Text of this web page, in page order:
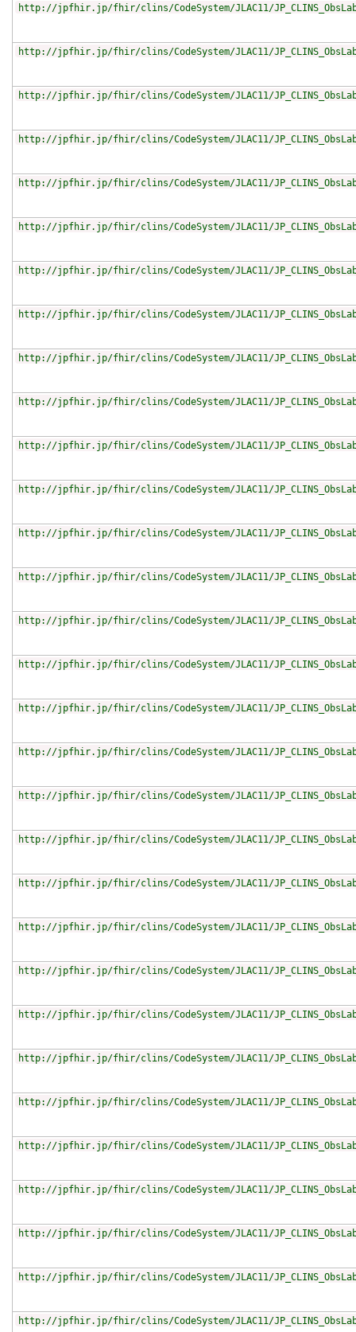
http://jpfhir.jp/fhir/clins/CodeSystem/JLAC11/
http://jpfhir.jp/fhir/clins/CodeSystem/JLAC11/
http://jpfhir.jp/fhir/clins/CodeSystem/JLAC11/
http://jpfhir.jp/fhir/clins/CodeSystem/JLAC11/
http://jpfhir.jp/fhir/clins/CodeSystem/JLAC11/
http://jpfhir.jp/fhir/clins/CodeSystem/JLAC11/
http://jpfhir.jp/fhir/clins/CodeSystem/JLAC11/
http://jpfhir.jp/fhir/clins/CodeSystem/JLAC11/
http://jpfhir.jp/fhir/clins/CodeSystem/JLAC11/
http://jpfhir.jp/fhir/clins/CodeSystem/JLAC11/
http://jpfhir.jp/fhir/clins/CodeSystem/JLAC11/
http://jpfhir.jp/fhir/clins/CodeSystem/JLAC11/
http://jpfhir.jp/fhir/clins/CodeSystem/JLAC11/
http://jpfhir.jp/fhir/clins/CodeSystem/JLAC11/
http://jpfhir.jp/fhir/clins/CodeSystem/JLAC11/
http://jpfhir.jp/fhir/clins/CodeSystem/JLAC11/
http://jpfhir.jp/fhir/clins/CodeSystem/JLAC11/
http://jpfhir.jp/fhir/clins/CodeSystem/JLAC11/
http://jpfhir.jp/fhir/clins/CodeSystem/JLAC11/
http://jpfhir.jp/fhir/clins/CodeSystem/JLAC11/
http://jpfhir.jp/fhir/clins/CodeSystem/JLAC11/
http://jpfhir.jp/fhir/clins/CodeSystem/JLAC11/
http://jpfhir.jp/fhir/clins/CodeSystem/JLAC11/
http://jpfhir.jp/fhir/clins/CodeSystem/JLAC11/
http://jpfhir.jp/fhir/clins/CodeSystem/JLAC11/
http://jpfhir.jp/fhir/clins/CodeSystem/JLAC11/
http://jpfhir.jp/fhir/clins/CodeSystem/JLAC11/
http://jpfhir.jp/fhir/clins/CodeSystem/JLAC11/
http://jpfhir.jp/fhir/clins/CodeSystem/JLAC11/
http://jpfhir.jp/fhir/clins/CodeSystem/JLAC11/
http://jpfhir.jp/fhir/clins/CodeSystem/JLAC11/